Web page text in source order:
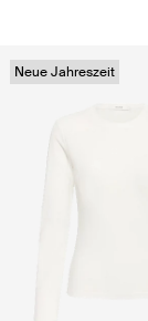
Neue Jahreszeit